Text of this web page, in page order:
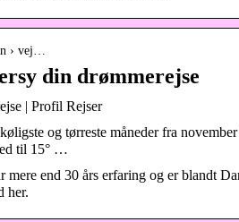
› vej…
din drømmerejse
| Profil Rejser
og tørreste måneder fra
til 15° …
end 30 års erfaring og er blandt
her.